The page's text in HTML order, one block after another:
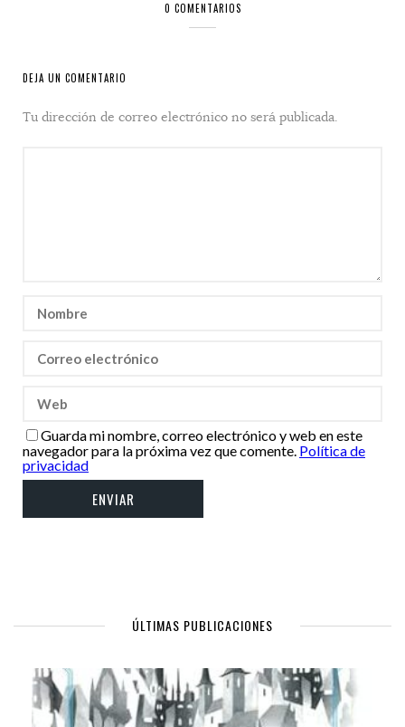
0 COMENTARIOS
DEJA UN COMENTARIO
Tu dirección de correo electrónico no será publicada.
Guarda mi nombre, correo electrónico y web en este
navegador para la próxima vez que comente. Política de
privacidad
ÚLTIMAS PUBLICACIONES